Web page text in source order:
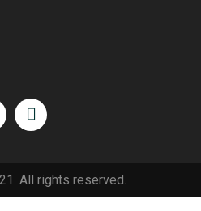
All rights reserved.